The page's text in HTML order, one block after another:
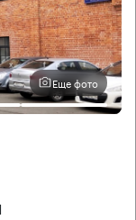
Еще фото